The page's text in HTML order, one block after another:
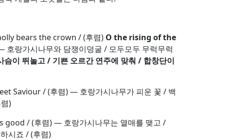
bears the crown / (후렴) O the rising of the
호랑가시나무와 담쟁이덩굴 / 모두모두 무럭무럭
슴이 뛰놀고/ 기쁜 오르간 연주에 맞춰 / 합창단이
Saviour / (후렴) — 호랑가시나무가 피운 꽃 / 백
)
/ (후렴) — 호랑가시나무는 열매를 맺고 /
시죠 / (후렴)